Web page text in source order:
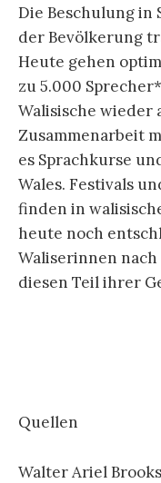
Die Beschulung in
der Bevölkerung
Heute gehen
zu 5.000
Walisische
Zusammenarbeit
es Sprachkurse
Wales. Festivals
finden in
heute noch
Waliserinnen
diesen Teil ihrer
Quellen
Walter Ariel